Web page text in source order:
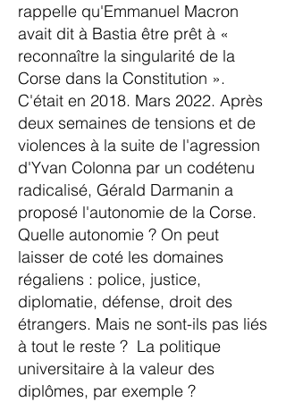
rappelle qu'Emmanuel Macron
avait dit à Bastia être prêt à «
reconnaître la singularité de la
Corse dans la Constitution ».
C'était en 2018. Mars 2022. Après
deux semaines de tensions et de
violences à la suite de l'agression
d'Yvan Colonna par un codétenu
radicalisé, Gérald Darmanin a
proposé l'autonomie de la Corse.
Quelle autonomie ? On peut
laisser de coté les domaines
régaliens : police, justice,
diplomatie, défense, droit des
étrangers. Mais ne sont-ils pas liés
à tout le reste ? La politique
universitaire à la valeur des
diplômes, par exemple ?